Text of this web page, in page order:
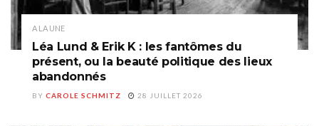
A LA UNE
Léa Lund & Erik K : les fantômes du
présent, ou la beauté politique des lieux
abandonnés
BY CAROLE SCHMITZ 28 JUILLET 2026